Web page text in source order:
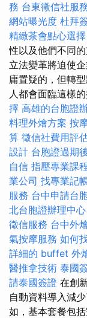
務 台東徵信社服
網站曝光度 杜拜
精緻茶會點心選擇
性以及他們不同
立法變革將迫使
庸置疑的，但轉
人都會面臨這樣的
擇 高雄的台胞證
料理外燴方案 按
算 徵信社費用評
設計 台胞證過期
自信 指壓專業課
業公司 找專業記
服務 台中申請台
北台胞證辦理中心
徵信服務 台中外
氣按摩服務 如何
詳細的 buffet 外
醫推拿技術 泰國
請泰國簽證 在創
自動資料導入減
如，基本套餐包